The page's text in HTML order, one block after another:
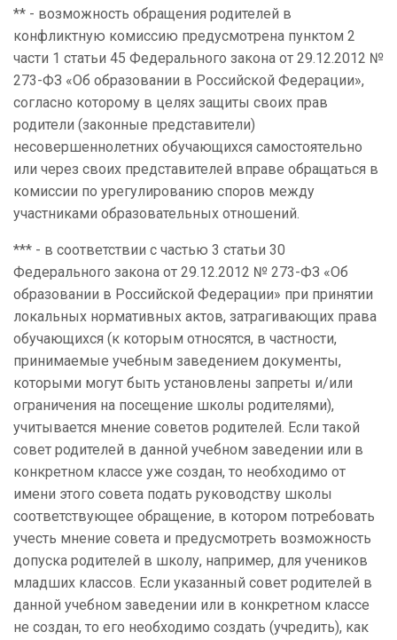
** - возможность обращения родителей в
конфликтную комиссию предусмотрена пунктом 2
части 1 статьи 45 Федерального закона от 29.12.2012 №
273-ФЗ «Об образовании в Российской Федерации»,
согласно которому в целях защиты своих прав
родители (законные представители)
несовершеннолетних обучающихся самостоятельно
или через своих представителей вправе обращаться в
комиссии по урегулированию споров между
участниками образовательных отношений.
*** - в соответствии с частью 3 статьи 30
Федерального закона от 29.12.2012 № 273-ФЗ «Об
образовании в Российской Федерации» при принятии
локальных нормативных актов, затрагивающих права
обучающихся (к которым относятся, в частности,
принимаемые учебным заведением документы,
которыми могут быть установлены запреты и/или
ограничения на посещение школы родителями),
учитывается мнение советов родителей. Если такой
совет родителей в данной учебном заведении или в
конкретном классе уже создан, то необходимо от
имени этого совета подать руководству школы
соответствующее обращение, в котором потребовать
учесть мнение совета и предусмотреть возможность
допуска родителей в школу, например, для учеников
младших классов. Если указанный совет родителей в
данной учебном заведении или в конкретном классе
не создан, то его необходимо создать (учредить), как